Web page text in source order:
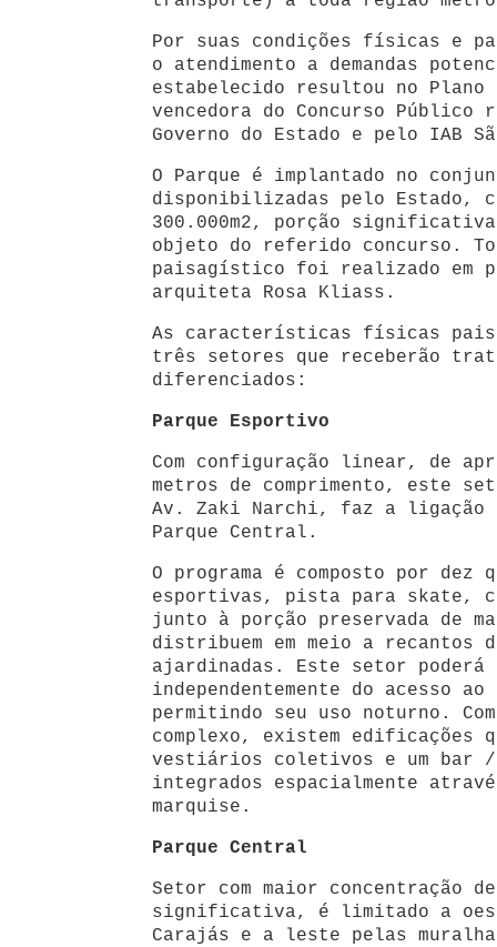
Por suas condições físicas e
o atendimento a demandas
estabelecido resultou no
vencedora do Concurso Público
Governo do Estado e pelo IAB
O Parque é implantado no
disponibilizadas pelo Estado,
300.000m2, porção
objeto do referido concurso.
paisagístico foi realizado em
arquiteta Rosa Kliass.
As características físicas
três setores que receberão
diferenciados:
Parque Esportivo
Com configuração linear, de
metros de comprimento, este
Av. Zaki Narchi, faz a ligação
Parque Central.
O programa é composto por dez
esportivas, pista para skate,
junto à porção preservada de
distribuem em meio a recantos
ajardinadas. Este setor poderá
independentemente do acesso
permitindo seu uso noturno.
complexo, existem edificações
vestiários coletivos e um bar /
integrados espacialmente
marquise.
Parque Central
Setor com maior concentração
significativa, é limitado a
Carajás e a leste pelas